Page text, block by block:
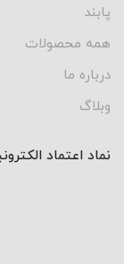
پابند
همه محصولات
درباره ما
وبلاگ
نماد اعتماد